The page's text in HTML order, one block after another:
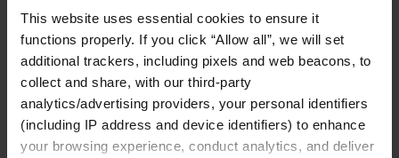
This website uses essential cookies to ensure it
functions properly. If you click “Allow all”, we will set
additional trackers, including pixels and web beacons, to
collect and share, with our third-party
analytics/advertising providers, your personal identifiers
(including IP address and device identifiers) to enhance
your browsing experience, conduct analytics, and deliver
化工与过程工业咨询团队
机械与工业技术
能源业
金属与矿业
金融服务业